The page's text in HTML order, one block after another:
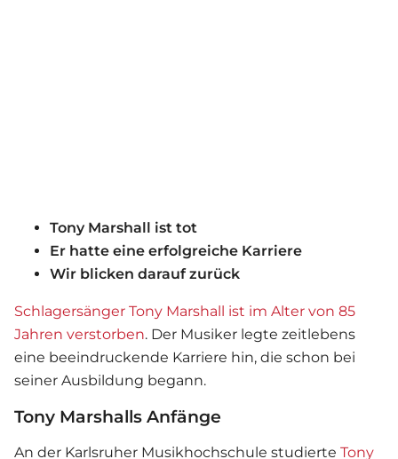
Tony Marshall ist tot
Er hatte eine erfolgreiche Karriere
Wir blicken darauf zurück
Schlagersänger Tony Marshall ist im Alter von 85
Jahren verstorben. Der Musiker legte zeitlebens
eine beeindruckende Karriere hin, die schon bei
seiner Ausbildung begann.
Tony Marshalls Anfänge
An der Karlsruher Musikhochschule studierte Tony